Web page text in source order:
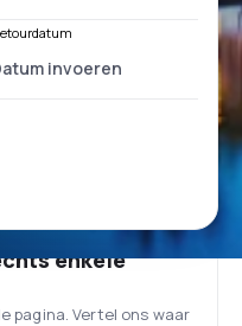
enkele
pagina. Vertel ons waar